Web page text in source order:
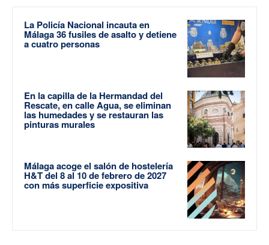
La Policía Nacional incauta en
Málaga 36 fusiles de asalto y detiene
a cuatro personas
En la capilla de la Hermandad del
Rescate, en calle Agua, se eliminan
las humedades y se restauran las
pinturas murales
Málaga acoge el salón de hostelería
H&T del 8 al 10 de febrero de 2027
con más superficie expositiva